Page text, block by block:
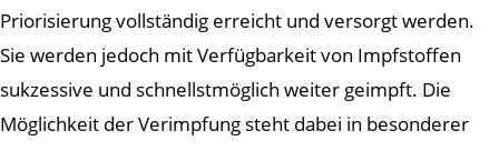
Priorisierung vollständig erreicht und versorgt werden.
Sie werden jedoch mit Verfügbarkeit von Impfstoffen
sukzessive und schnellstmöglich weiter geimpft. Die
Möglichkeit der Verimpfung steht dabei in besonderer